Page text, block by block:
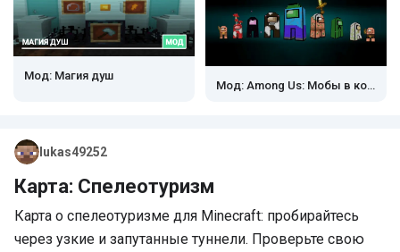
Мод: Магия душ
Мод: Among Us: Мобы в костюмах
lukas49252
Карта: Спелеотуризм
Карта о спелеотуризме для Minecraft: пробирайтесь
через узкие и запутанные туннели. Проверьте свою